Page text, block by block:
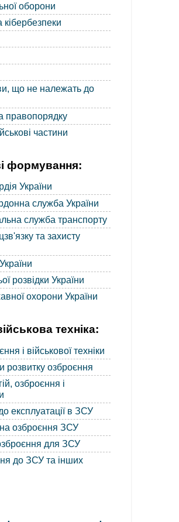
оборони
кібербезпеки
що не належать до
правопорядку
частини
формування:
України
служба України
служба транспорту
та захисту
розвідки України
охорони України
техніка:
і військової техніки
розвитку озброєння
озброєння і
експлуатації в ЗСУ
озброєння ЗСУ
для ЗСУ
до ЗСУ та інших